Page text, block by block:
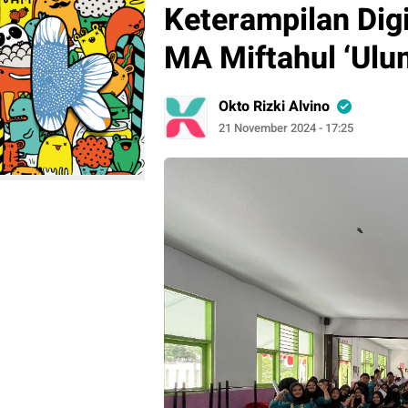
Keterampilan
MA Miftahul
Okto Rizki Alvino
21 November 2024 - 17:25